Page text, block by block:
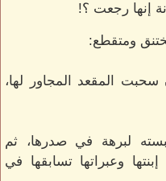
إنها رجعت ؟!
ومتقطع:
سحبت المقعد المجاور لها،
لبرهة في صدرها، ثم
وعبراتها تسابقها في